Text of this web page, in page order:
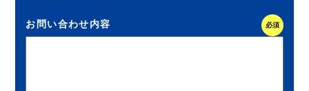
お問い合わせ内容 必須